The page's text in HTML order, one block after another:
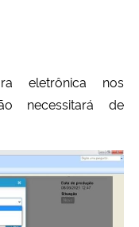
eletrônica nos
necessitará de